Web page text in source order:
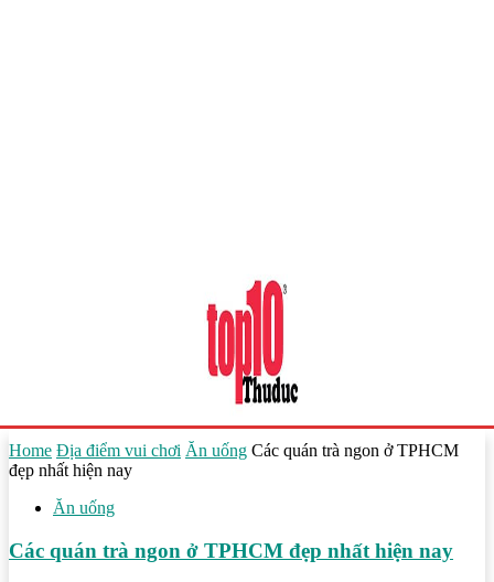
Home Địa điểm vui chơi Ăn uống Các quán trà ngon ở TPHCM
đẹp nhất hiện nay
Ăn uống
Các quán trà ngon ở TPHCM đẹp nhất hiện nay